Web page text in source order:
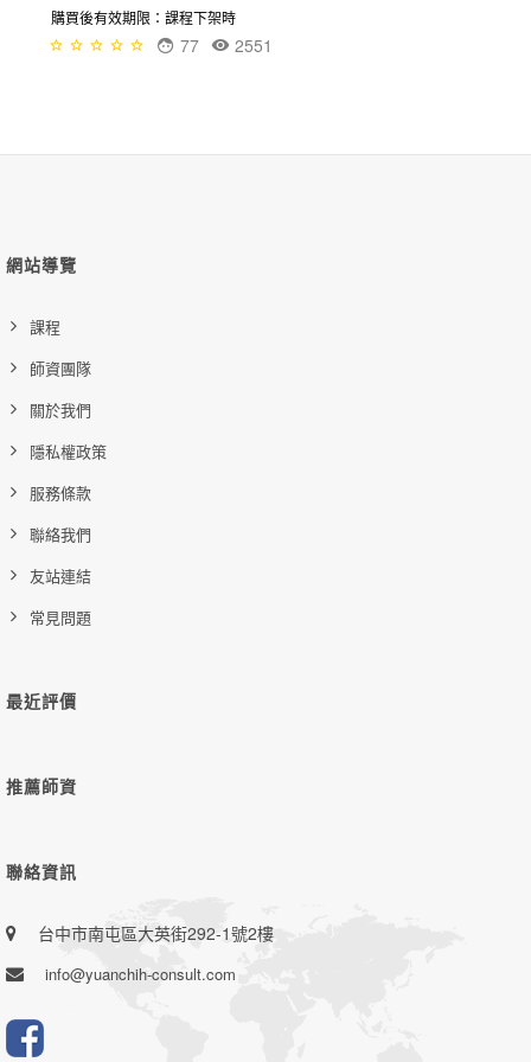
購買後有效期限：課程下架時
2551
77
網站導覽
課程
師資團隊
關於我們
隱私權政策
服務條款
聯絡我們
友站連結
常見問題
最近評價
推薦師資
聯絡資訊
台中市南屯區大英街292-1號2樓
info@yuanchih-consult.com